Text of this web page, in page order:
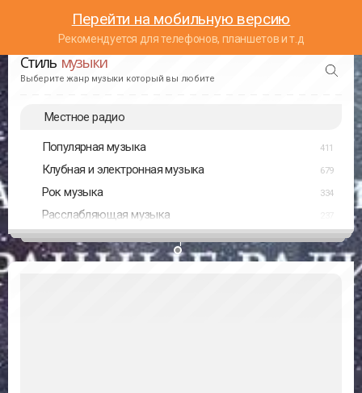
Перейти на мобильную версию
Рекомендуется для телефонов, планшетов и т.д
Стиль музыки
Выберите жанр музыки который вы любите
Местное радио
Популярная музыка 411
Клубная и электронная музыка 679
Рок музыка 334
Расслабляющая музыка